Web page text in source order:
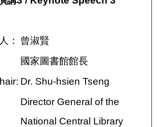
：
曾淑賢
國家圖書館館長
Dr. Shu-hsien Tseng
Director General of the
National Central Library